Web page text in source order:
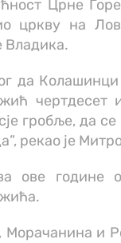
Црне
цркву на
Владика.
да
чертдесет
гробље, да
рекао је
ове године
Морачанина и